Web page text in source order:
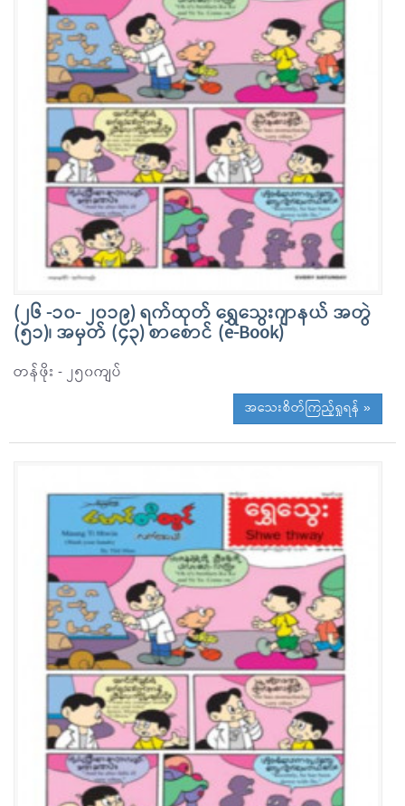
(၂၆ -၁၀- ၂၀၁၉) ရက်ထုတ် ရွှေသွေးဂျာနယ် အတွဲ
(၅၁)၊ အမှတ် (၄၃) စာစောင် (e-Book)
တန်ဖိုး - ၂၅၀ကျပ်
အသေးစိတ်ကြည့်ရှုရန် »